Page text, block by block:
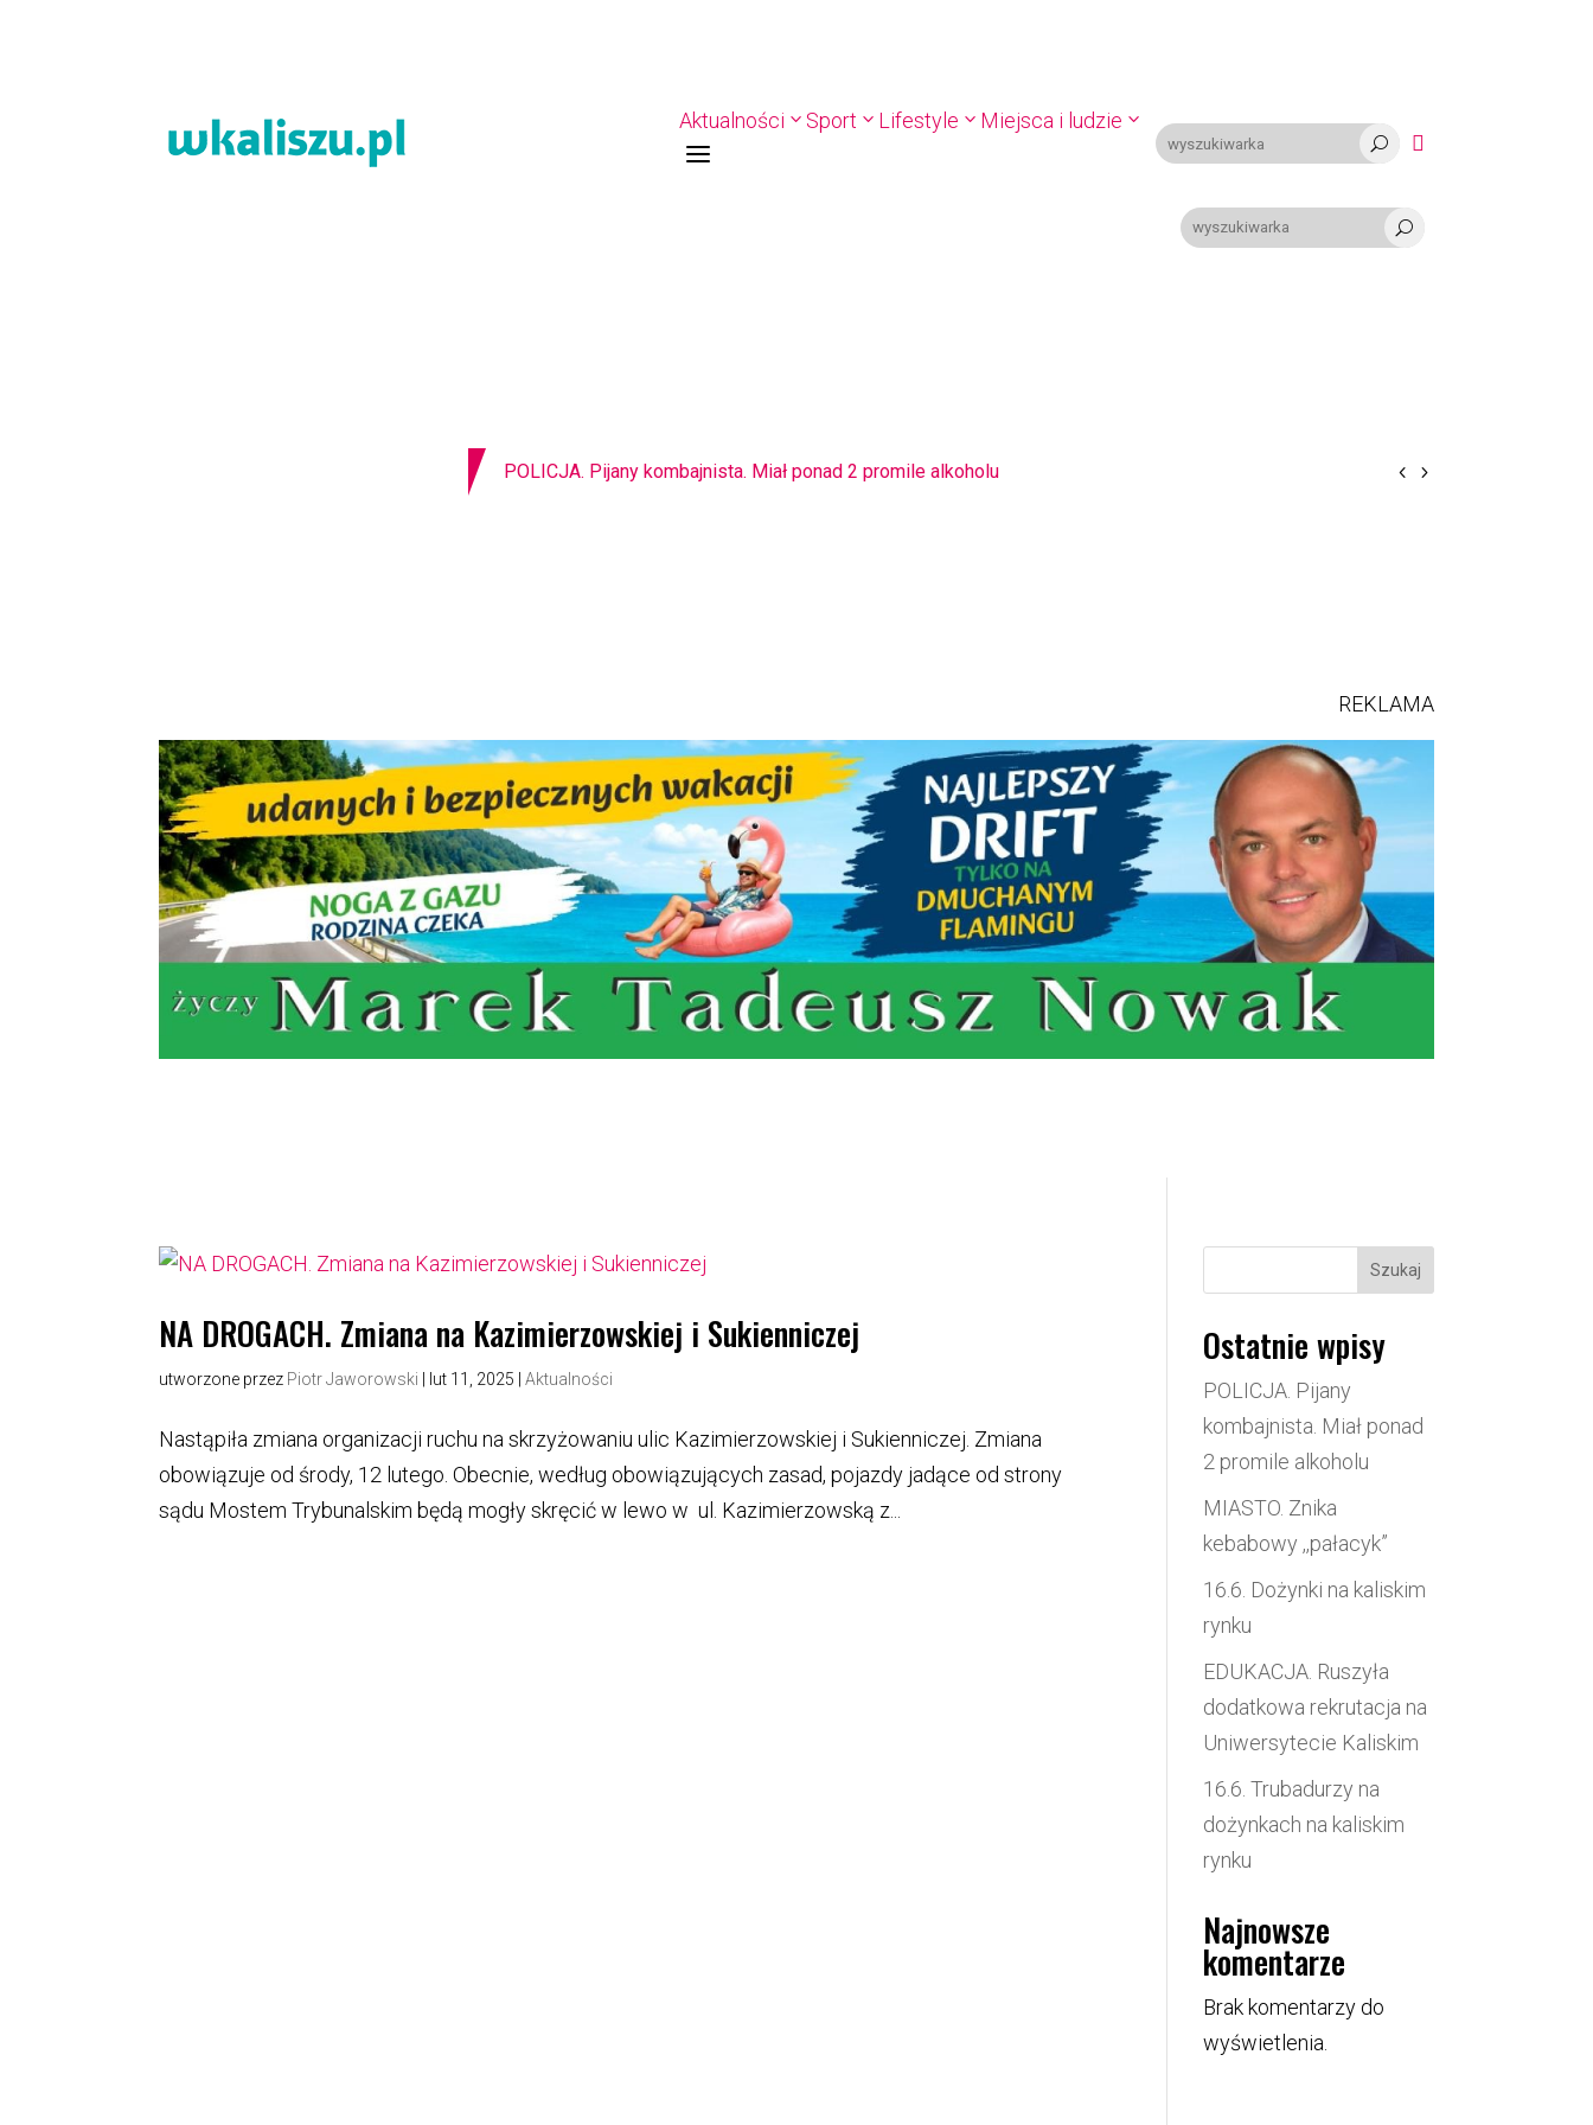
Aktualności Sport Lifestyle Miejsca i ludzie
a U 
U
MIASTO. Znika kebabowy ,,pałacyk”
REKLAMA
NA DROGACH. Zmiana na Kazimierzowskiej i Sukienniczej
utworzone przez Piotr Jaworowski | lut 11, 2025 |Aktualności
Nastąpiła zmiana organizacji ruchu na skrzyżowaniu ulic Kazimierzowskiej i Sukienniczej. Zmiana
obowiązuje od środy, 12 lutego. Obecnie, według obowiązujących zasad, pojazdy jadące od strony
sądu Mostem Trybunalskim będą mogły skręcić w lewo w ul. Kazimierzowską z...
Szukaj
Ostatnie wpisy
POLICJA. Pijany
kombajnista. Miał ponad
2 promile alkoholu
MIASTO. Znika
kebabowy ,,pałacyk”
16.6. Dożynki na kaliskim
rynku
EDUKACJA. Ruszyła
dodatkowa rekrutacja na
Uniwersytecie Kaliskim
16.6. Trubadurzy na
dożynkach na kaliskim
rynku
Najnowsze
komentarze
Brak komentarzy do
wyświetlenia.